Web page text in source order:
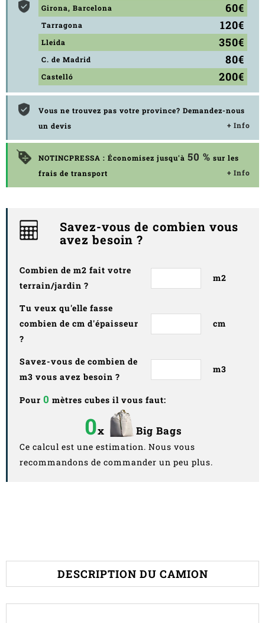
Girona, Barcelona 60€
Tarragona 120€
Lleida 350€
C. de Madrid 80€
Castelló 200€
Vous ne trouvez pas votre province? Demandez-nous
un devis
+ Info
NOTINCPRESSA : Économisez jusqu'à 50 % sur les
frais de transport
+ Info
Savez-vous de combien vous
avez besoin ?
Combien de m2 fait votre
terrain/jardin ?
m2
Tu veux qu'elle fasse
combien de cm d'épaisseur
?
cm
Savez-vous de combien de
m3 vous avez besoin ?
m3
Pour 0 mètres cubes il vous faut:
0x Big Bags
Ce calcul est une estimation. Nous vous
recommandons de commander un peu plus.
DESCRIPTION DU CAMION